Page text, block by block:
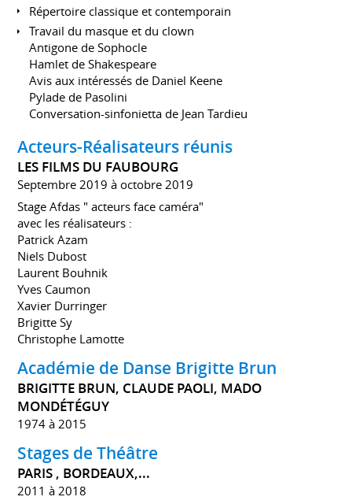
Répertoire classique et contemporain
Travail du masque et du clown
Antigone de Sophocle
Hamlet de Shakespeare
Avis aux intéressés de Daniel Keene
Pylade de Pasolini
Conversation-sinfonietta de Jean Tardieu
Acteurs-Réalisateurs réunis
LES FILMS DU FAUBOURG
Septembre 2019 à octobre 2019
Stage Afdas " acteurs face caméra"
avec les réalisateurs :
Patrick Azam
Niels Dubost
Laurent Bouhnik
Yves Caumon
Xavier Durringer
Brigitte Sy
Christophe Lamotte
Académie de Danse Brigitte Brun
BRIGITTE BRUN, CLAUDE PAOLI, MADO
MONDÉTÉGUY
1974 à 2015
Stages de Théâtre
PARIS , BORDEAUX,...
2011 à 2018